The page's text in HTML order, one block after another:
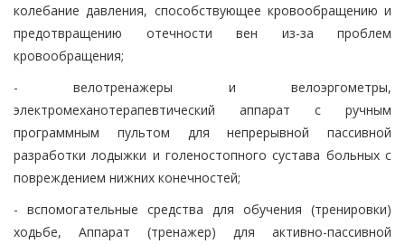
колебание давления, способствующее кровообращению и
предотвращению отечности вен из-за проблем
кровообращения;
- велотренажеры и велоэргометры,
электромеханотерапевтический аппарат с ручным
программным пультом для непрерывной пассивной
разработки лодыжки и голеностопного сустава больных с
повреждением нижних конечностей;
- вспомогательные средства для обучения (тренировки)
ходьбе, Аппарат (тренажер) для активно-пассивной